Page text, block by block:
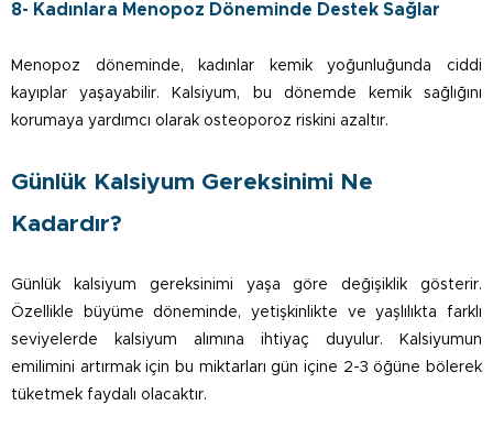
8- Kadınlara Menopoz Döneminde Destek Sağlar
Menopoz döneminde, kadınlar kemik yoğunluğunda ciddi
kayıplar yaşayabilir. Kalsiyum, bu dönemde kemik sağlığını
korumaya yardımcı olarak osteoporoz riskini azaltır.
Günlük Kalsiyum Gereksinimi Ne
Kadardır?
Günlük kalsiyum gereksinimi yaşa göre değişiklik gösterir.
Özellikle büyüme döneminde, yetişkinlikte ve yaşlılıkta farklı
seviyelerde kalsiyum alımına ihtiyaç duyulur. Kalsiyumun
emilimini artırmak için bu miktarları gün içine 2-3 öğüne bölerek
tüketmek faydalı olacaktır.